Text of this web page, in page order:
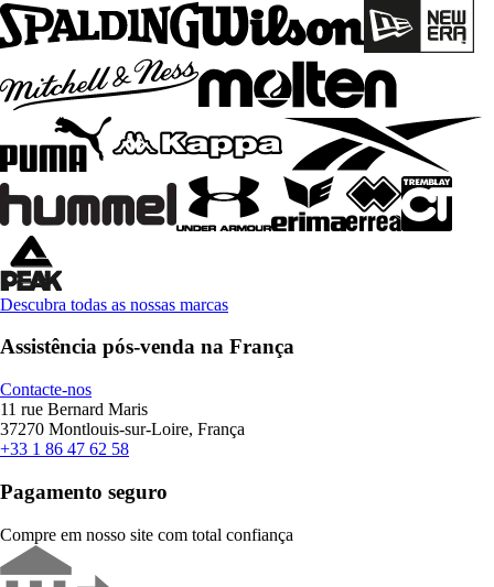
Descubra todas as nossas marcas
Assistência pós-venda na França
Contacte-nos
11 rue Bernard Maris
37270 Montlouis-sur-Loire, França
+33 1 86 47 62 58
Pagamento seguro
Compre em nosso site com total confiança